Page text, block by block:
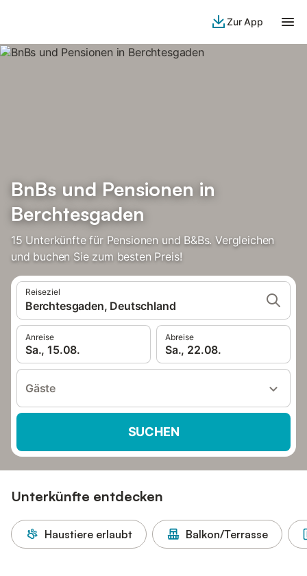
Zur App
BnBs und Pensionen in
Berchtesgaden
15 Unterkünfte für Pensionen und B&Bs. Vergleichen
und buchen Sie zum besten Preis!
Reiseziel
Berchtesgaden, Deutschland
Anreise
Sa., 15.08.
Abreise
Sa., 22.08.
Gäste
SUCHEN
Unterkünfte entdecken
Haustiere erlaubt Balkon/Terrasse